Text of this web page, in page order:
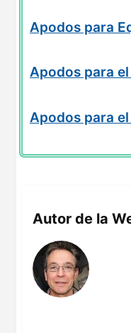
Apodos para
Apodos para
Apodos para
Autor de la